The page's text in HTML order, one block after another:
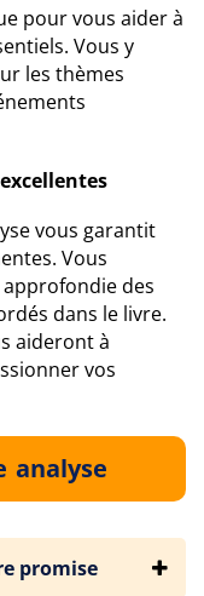
pour vous aider à
Vous y
les thèmes
vous garantit
Vous
des
dans le livre.
aideront à
vos
analyse
promise